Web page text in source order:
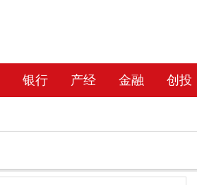
银行 产经 金融 创投